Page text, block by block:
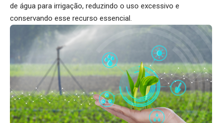
de água para irrigação, reduzindo o uso excessivo e
conservando esse recurso essencial.